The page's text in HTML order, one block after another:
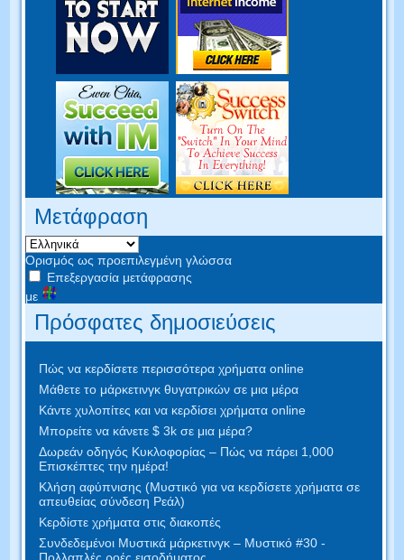
Μετάφραση
Ορισμός ως προεπιλεγμένη γλώσσα
Επεξεργασία μετάφρασης
με
Πρόσφατες δημοσιεύσεις
Πώς να κερδίσετε περισσότερα χρήματα online
Μάθετε το μάρκετινγκ θυγατρικών σε μια μέρα
Κάντε χυλοπίτες και να κερδίσει χρήματα online
Μπορείτε να κάνετε $ 3k σε μια μέρα?
Δωρεάν οδηγός Κυκλοφορίας – Πώς να πάρει 1,000
Επισκέπτες την ημέρα!
Κλήση αφύπνισης (Μυστικό για να κερδίσετε χρήματα σε
απευθείας σύνδεση Ρεάλ)
Κερδίστε χρήματα στις διακοπές
Συνδεδεμένοι Μυστικά μάρκετινγκ – Μυστικό #30 -
Πολλαπλές ροές εισοδήματος